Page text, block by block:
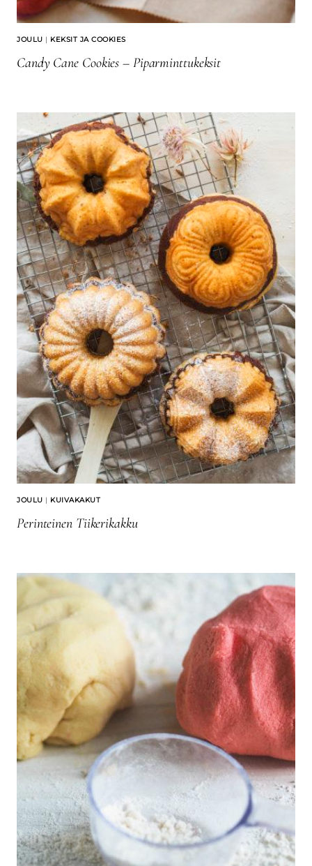
JOULU | KEKSIT JA COOKIES
Candy Cane Cookies – Piparminttukeksit
JOULU | KUIVAKAKUT
Perinteinen Tiikerikakku